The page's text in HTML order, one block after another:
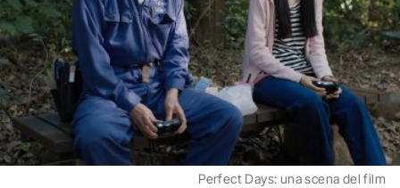
Perfect Days: una scena del film